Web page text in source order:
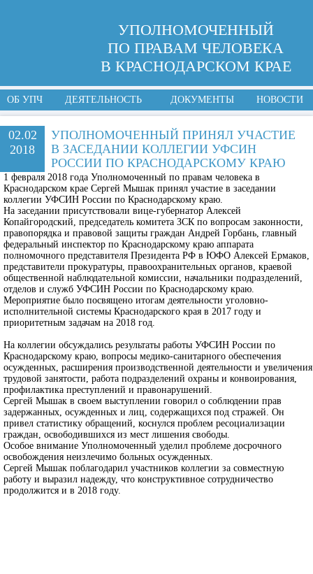
УПОЛНОМОЧЕННЫЙ
ПО ПРАВАМ ЧЕЛОВЕКА
В КРАСНОДАРСКОМ КРАЕ
ОБ УПЧ ДЕЯТЕЛЬНОСТЬ ДОКУМЕНТЫ НОВОСТИ
02.02
2018
УПОЛНОМОЧЕННЫЙ ПРИНЯЛ УЧАСТИЕ
В ЗАСЕДАНИИ КОЛЛЕГИИ УФСИН
РОССИИ ПО КРАСНОДАРСКОМУ КРАЮ
1 февраля 2018 года Уполномоченный по правам человека в
Краснодарском крае Сергей Мышак принял участие в заседании
коллегии УФСИН России по Краснодарскому краю.
На заседании присутствовали вице-губернатор Алексей
Копайгородский, председатель комитета ЗСК по вопросам законности,
правопорядка и правовой защиты граждан Андрей Горбань, главный
федеральный инспектор по Краснодарскому краю аппарата
полномочного представителя Президента РФ в ЮФО Алексей Ермаков,
представители прокуратуры, правоохранительных органов, краевой
общественной наблюдательной комиссии, начальники подразделений,
отделов и служб УФСИН России по Краснодарскому краю.
Мероприятие было посвящено итогам деятельности уголовно-
исполнительной системы Краснодарского края в 2017 году и
приоритетным задачам на 2018 год.
На коллегии обсуждались результаты работы УФСИН России по
Краснодарскому краю, вопросы медико-санитарного обеспечения
осужденных, расширения производственной деятельности и увеличения
трудовой занятости, работа подразделений охраны и конвоирования,
профилактика преступлений и правонарушений.
Сергей Мышак в своем выступлении говорил о соблюдении прав
задержанных, осужденных и лиц, содержащихся под стражей. Он
привел статистику обращений, коснулся проблем ресоциализации
граждан, освободившихся из мест лишения свободы.
Особое внимание Уполномоченный уделил проблеме досрочного
освобождения неизлечимо больных осужденных.
Сергей Мышак поблагодарил участников коллегии за совместную
работу и выразил надежду, что конструктивное сотрудничество
продолжится и в 2018 году.